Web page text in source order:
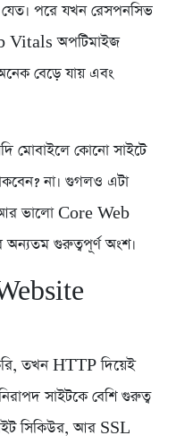
পরে যখন রেসপনসিভ
Vitals অপটিমাইজ
বেড়ে যায় এবং
মোবাইলে কোনো সাইটে
না। গুগলও এটা
আর ভালো Core Web
গুরুত্বপূর্ণ অংশ।
তখন HTTP দিয়েই
সাইটকে বেশি গুরুত্ব
সিকিউর, আর SSL